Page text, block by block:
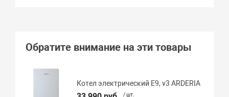
Обратите внимание на эти товары
Котел электрический E9, v3 ARDERIA
/ шт.